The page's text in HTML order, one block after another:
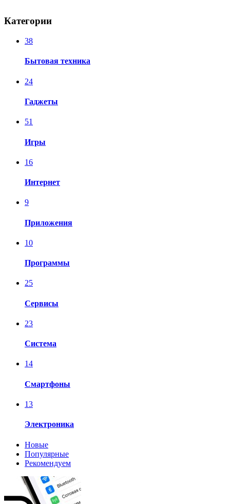
Категории
38
Бытовая техника
24
Гаджеты
51
Игры
16
Интернет
9
Приложения
10
Программы
25
Сервисы
23
Система
14
Смартфоны
13
Электроника
Новые
Популярные
Рекомендуем